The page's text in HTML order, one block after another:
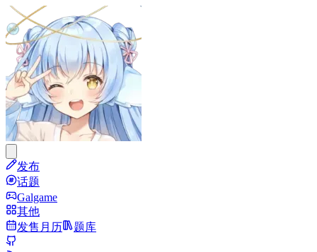
发布
话题
Galgame
其他
发售月历
题库